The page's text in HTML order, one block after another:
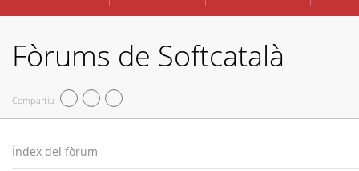
Fòrums de Softcatalà
Compartiu
Índex del fòrum